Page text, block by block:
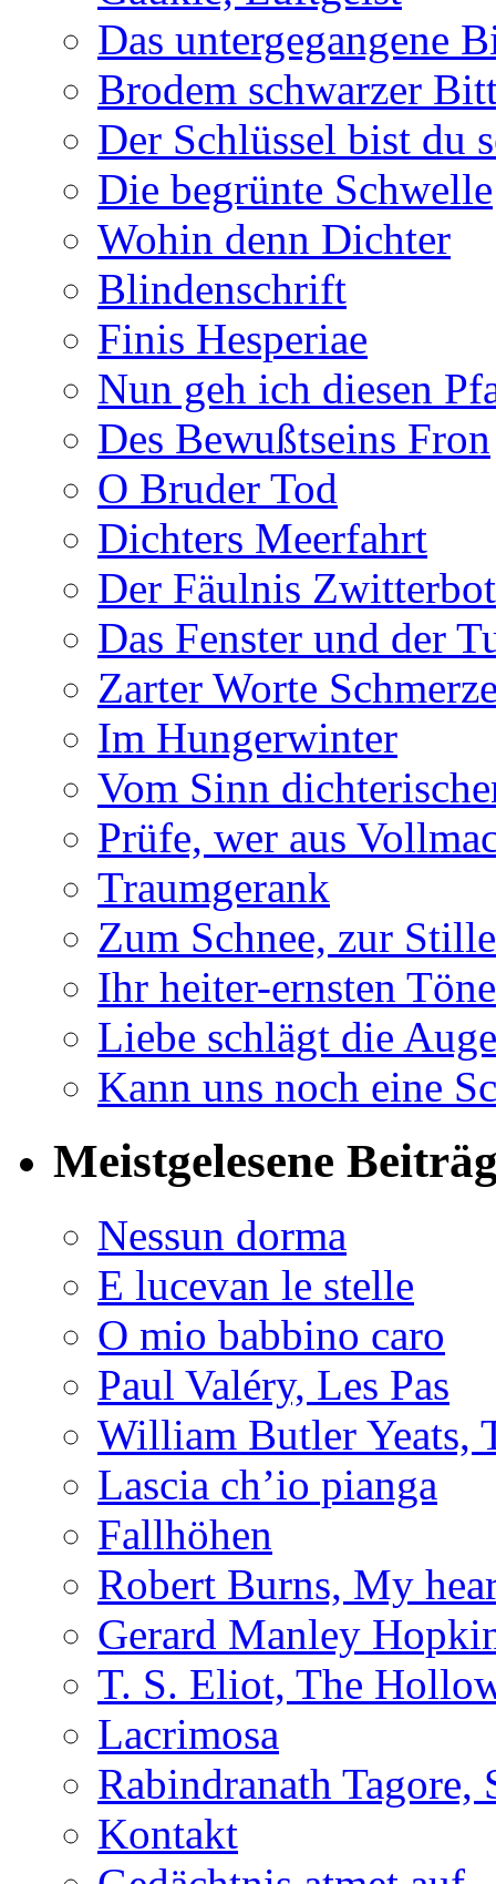
Das untergegangene
Brodem schwarzer
Der Schlüssel bist du
Die begrünte Schwelle
Wohin denn Dichter
Blindenschrift
Finis Hesperiae
Nun geh ich diesen
Des Bewußtseins Fron
O Bruder Tod
Dichters Meerfahrt
Der Fäulnis
Das Fenster und der
Zarter Worte
Im Hungerwinter
Vom Sinn
Prüfe, wer aus
Traumgerank
Zum Schnee, zur Stille
Ihr heiter-ernsten Töne
Liebe schlägt die
Kann uns noch eine
Meistgelesene
Nessun dorma
E lucevan le stelle
O mio babbino caro
Paul Valéry, Les Pas
William Butler Yeats,
Lascia ch’io pianga
Fallhöhen
Robert Burns, My
Gerard Manley
T. S. Eliot, The
Lacrimosa
Rabindranath
Kontakt